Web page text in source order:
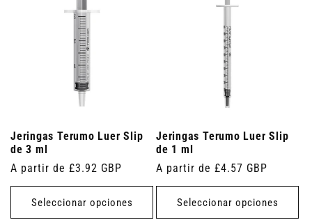
Jeringas Terumo Luer Slip
de 3 ml
Precio
habitual
A partir de £3.92 GBP
Seleccionar opciones
Jeringas Terumo Luer Slip
de 1 ml
Precio
habitual
A partir de £4.57 GBP
Seleccionar opciones